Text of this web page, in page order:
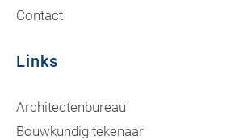
Contact
Links
Architectenbureau
Bouwkundig tekenaar